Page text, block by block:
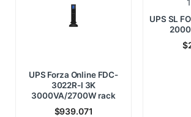
UPS Forza Online FDC-
3022R-I 3K
3000VA/2700W rack
$939.071
UPS SL
$